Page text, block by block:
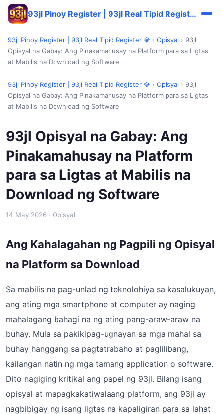
93jl Pinoy Register | 93jl Real Tipid Register 💎
93jl Pinoy Register | 93jl Real Tipid Register 💎 › Opisyal › 93jl
Opisyal na Gabay: Ang Pinakamahusay na Platform para sa Ligtas
at Mabilis na Download ng Software
93jl Pinoy Register | 93jl Real Tipid Register 💎 › Opisyal › 93jl
Opisyal na Gabay: Ang Pinakamahusay na Platform para sa Ligtas
at Mabilis na Download ng Software
93jl Opisyal na Gabay: Ang
Pinakamahusay na Platform
para sa Ligtas at Mabilis na
Download ng Software
14 May 2026 · Opisyal
Ang Kahalagahan ng Pagpili ng Opisyal
na Platform sa Download
Sa mabilis na pag-unlad ng teknolohiya sa kasalukuyan,
ang ating mga smartphone at computer ay naging
mahalagang bahagi na ng ating pang-araw-araw na
buhay. Mula sa pakikipag-ugnayan sa mga mahal sa
buhay hanggang sa pagtatrabaho at paglilibang,
kailangan natin ng mga tamang application o software.
Dito nagiging kritikal ang papel ng 93jl. Bilang isang
opisyal at mapagkakatiwalaang platform, ang 93jl ay
nagbibigay ng isang ligtas na kapaligiran para sa lahat